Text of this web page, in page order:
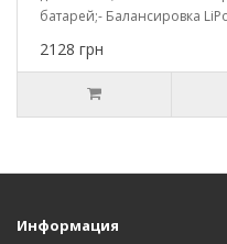
батарей;- Балансировка
2128 грн
Информация